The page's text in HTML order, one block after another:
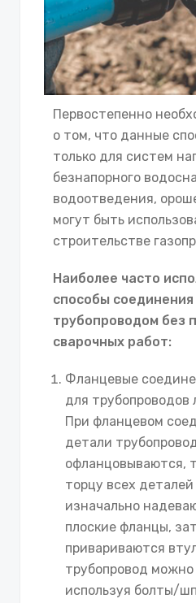
Первостепенно
о том, что данные
только для систем
безнапорного
водоотведения,
могут быть
строительстве
Наиболее часто
способы соединения
трубопроводом без
сварочных работ:
Фланцевые
для
При фланцевом
детали
офланцовываются,
торцу всех
изначально
плоские фланцы,
привариваются
трубопровод можно
используя болты/